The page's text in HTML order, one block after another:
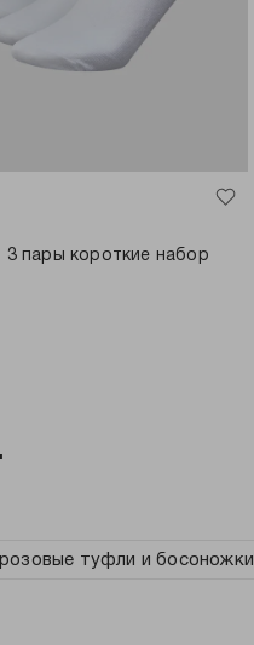
3 пары короткие набор
розовые туфли и босоножки